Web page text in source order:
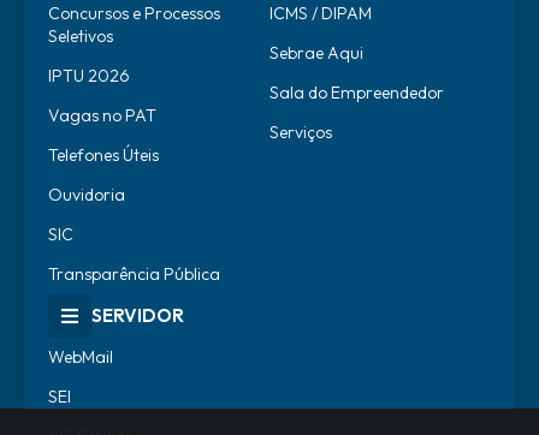
Concursos e Processos
Seletivos
IPTU 2026
Vagas no PAT
Telefones Úteis
Ouvidoria
SIC
Transparência Pública
ICMS / DIPAM
Sebrae Aqui
Sala do Empreendedor
Serviços
SERVIDOR
WebMail
SEI